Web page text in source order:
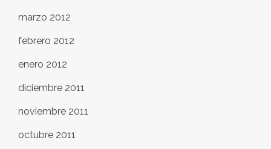
marzo 2012
febrero 2012
enero 2012
diciembre 2011
noviembre 2011
octubre 2011